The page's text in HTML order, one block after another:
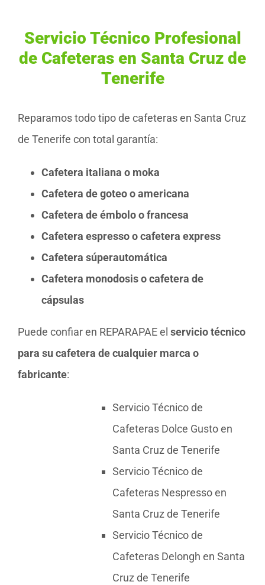
Servicio Técnico Profesional
de Cafeteras en Santa Cruz de
Tenerife
Reparamos todo tipo de cafeteras en Santa Cruz
de Tenerife con total garantía:
Cafetera italiana o moka
Cafetera de goteo o americana
Cafetera de émbolo o francesa
Cafetera espresso o cafetera express
Cafetera súperautomática
Cafetera monodosis o cafetera de
cápsulas
Puede confiar en REPARAPAE el servicio técnico
para su cafetera de cualquier marca o
fabricante:
Servicio Técnico de
Cafeteras Dolce Gusto en
Santa Cruz de Tenerife
Servicio Técnico de
Cafeteras Nespresso en
Santa Cruz de Tenerife
Servicio Técnico de
Cafeteras Delongh en Santa
Cruz de Tenerife